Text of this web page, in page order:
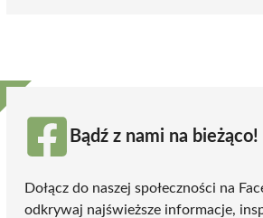
Bądź z nami na bieżąco!
Dołącz do naszej społeczności na
odkrywaj najświeższe informacje,